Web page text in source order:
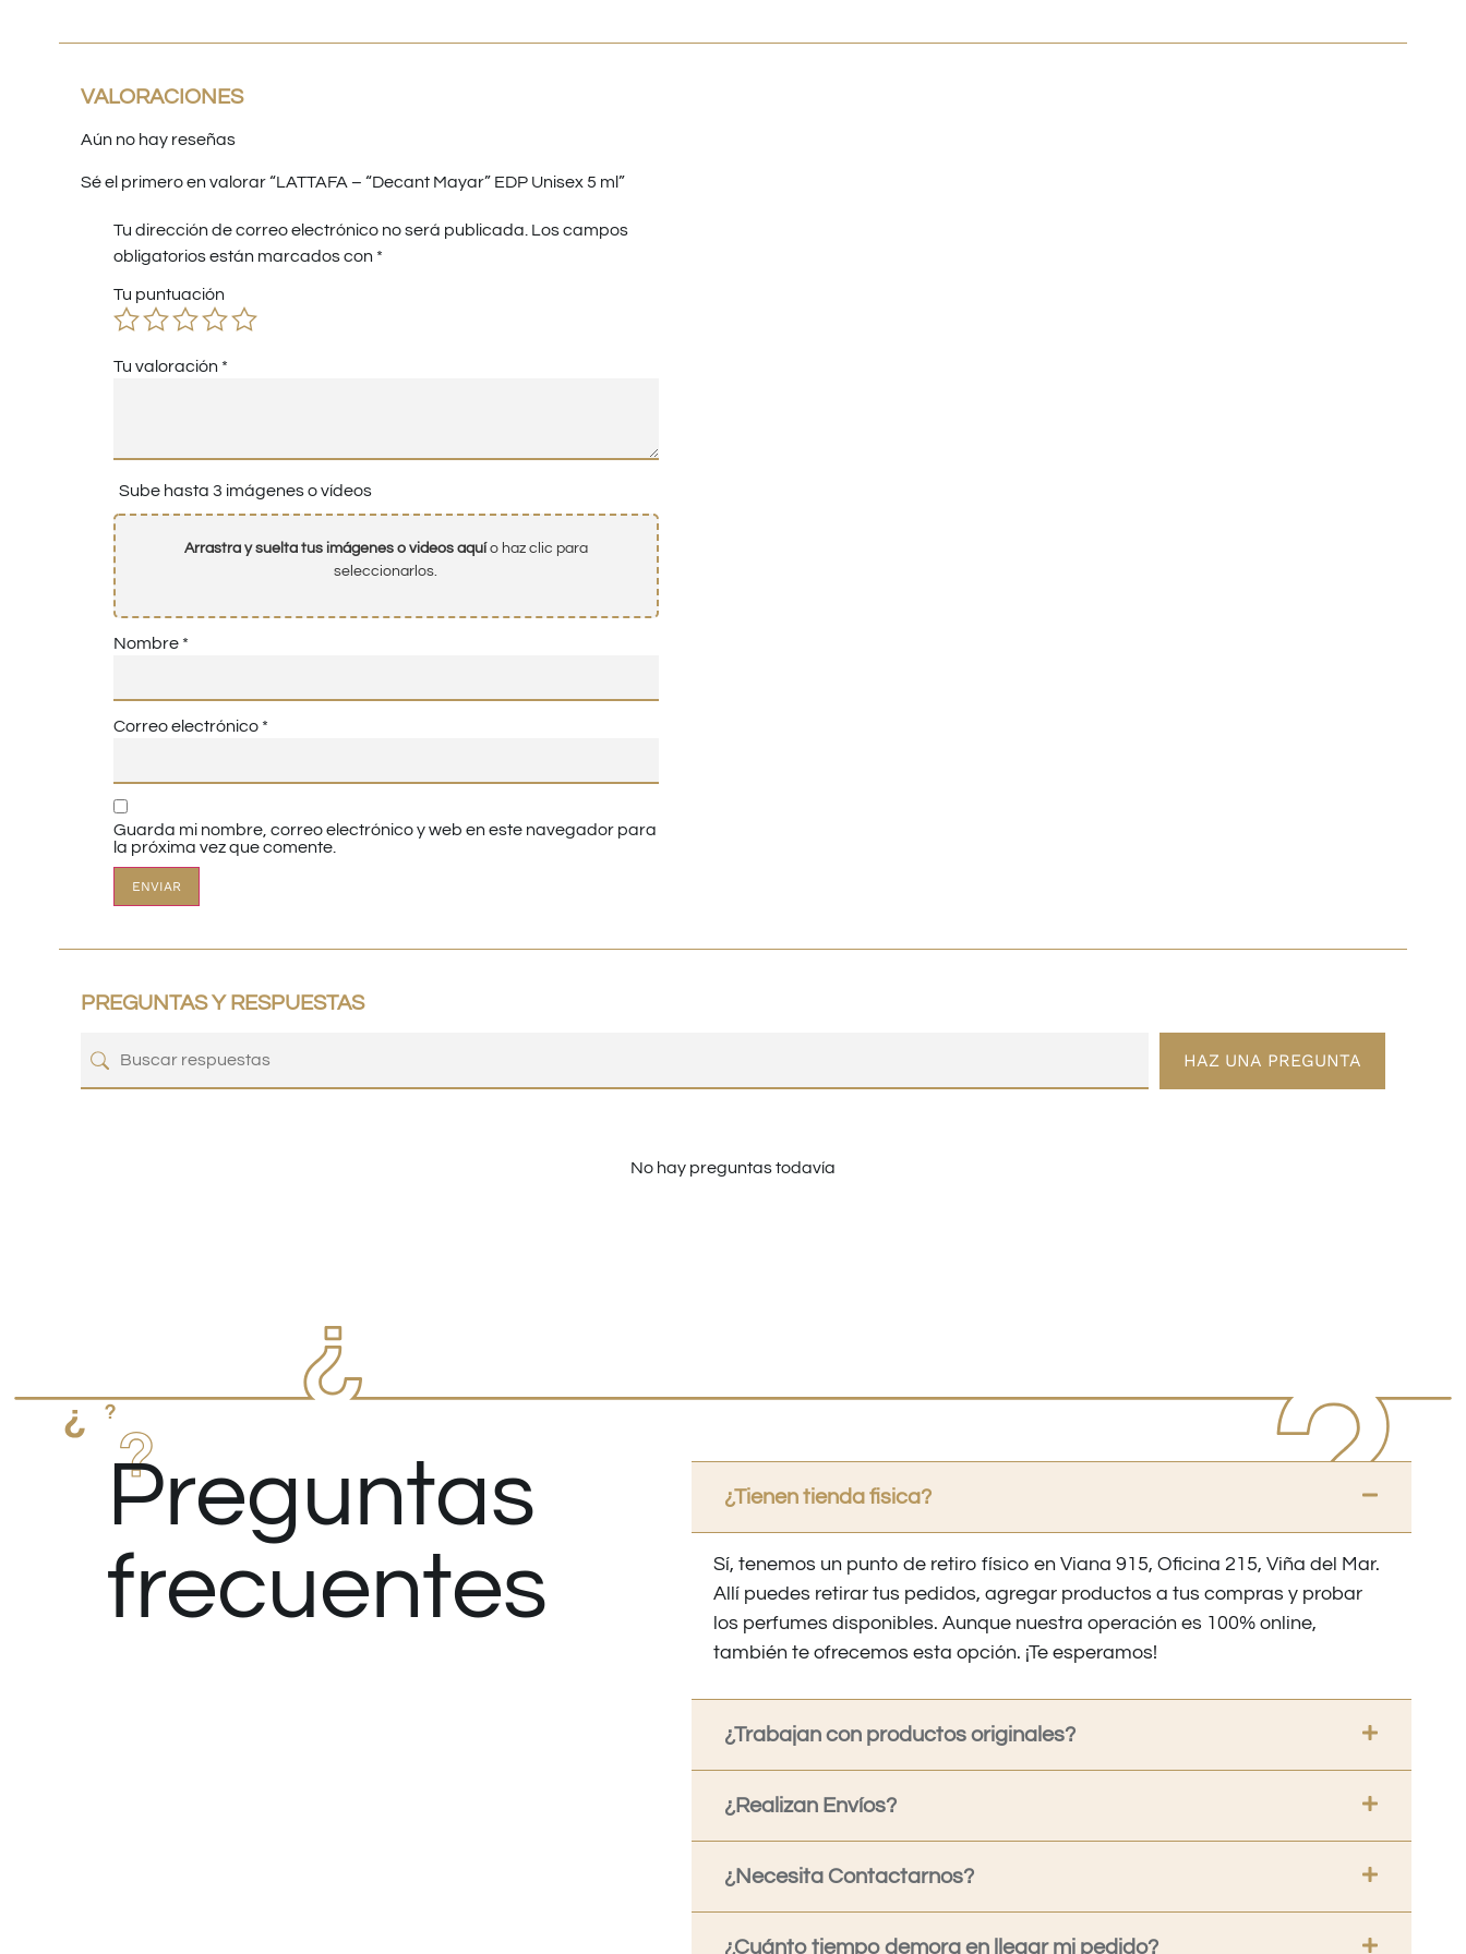
VALORACIONES
Aún no hay reseñas
Sé el primero en valorar “LATTAFA – “Decant Mayar” EDP Unisex 5 ml”
Tu dirección de correo electrónico no será publicada. Los campos
obligatorios están marcados con *
Tu puntuación
Tu valoración *
Sube hasta 3 imágenes o vídeos
Arrastra y suelta tus imágenes o videos aquío haz clic para
seleccionarlos.
Nombre *
Correo electrónico *
Guarda mi nombre, correo electrónico y web en este navegador para
la próxima vez que comente.
PREGUNTAS Y RESPUESTAS
HAZ UNA PREGUNTA
No hay preguntas todavía
Preguntas
frecuentes
¿Tienen tienda fisica?
Sí, tenemos un punto de retiro físico en Viana 915, Oficina 215, Viña del Mar.
Allí puedes retirar tus pedidos, agregar productos a tus compras y probar
los perfumes disponibles. Aunque nuestra operación es 100% online,
también te ofrecemos esta opción. ¡Te esperamos!
¿Trabajan con productos originales?
¿Realizan Envíos?
¿Necesita Contactarnos?
¿Cuánto tiempo demora en llegar mi pedido?